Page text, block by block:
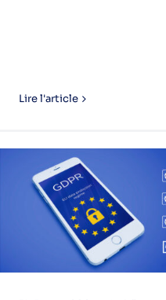
Lire l'article